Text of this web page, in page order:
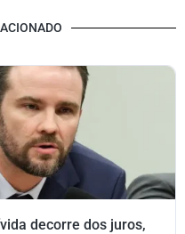
decorre dos juros,